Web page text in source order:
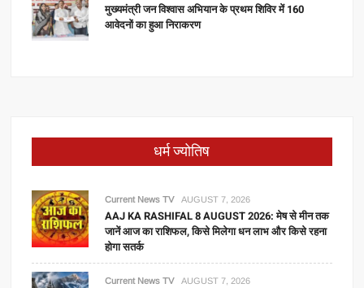
मुख्यमंत्री जन विश्वास अभियान के प्रथम शिविर में 160
आवेदनों का हुआ निराकरण
धर्म ज्योतिष
Current News TV AUGUST 7, 2026
AAJ KA RASHIFAL 8 AUGUST 2026: मेष से मीन तक
जानें आज का राशिफल, किसे मिलेगा धन लाभ और किसे रहना
होगा सतर्क
Current News TV AUGUST 7, 2026